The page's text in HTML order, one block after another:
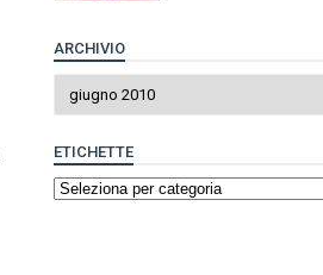
ARCHIVIO
ETICHETTE